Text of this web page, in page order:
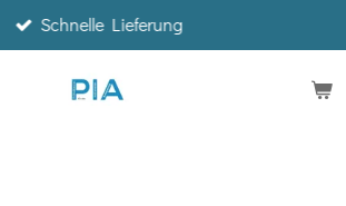
Schnelle Lieferung